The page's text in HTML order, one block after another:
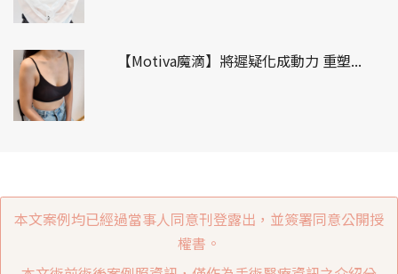
【Motiva魔滴】將遲疑化成動力 重塑...
本文案例均已經過當事人同意刊登露出，並簽署同意公開授
權書。